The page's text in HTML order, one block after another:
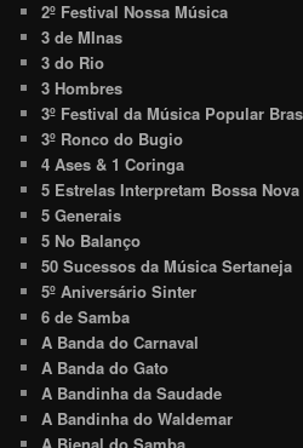
2º Festival Nossa Música
3 de MInas
3 do Rio
3 Hombres
3º Festival da Música Popular
3º Ronco do Bugio
4 Ases & 1 Coringa
5 Estrelas Interpretam Bossa Nova
5 Generais
5 No Balanço
50 Sucessos da Música Sertaneja
5º Aniversário Sinter
6 de Samba
A Banda do Carnaval
A Banda do Gato
A Bandinha da Saudade
A Bandinha do Waldemar